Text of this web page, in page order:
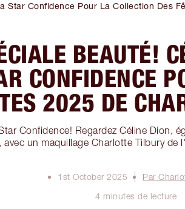
Confidence Pour La Collection Des
BEAUTÉ!
CONFIDENCE
2025 DE
Confidence! Regardez Céline Dion,
avec un maquillage Charlotte Tilbury de
1st October 2025
Par
4 minutes de lecture